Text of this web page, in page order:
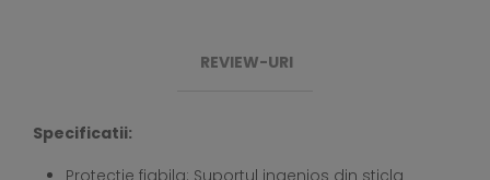
REVIEW-URI
Specificatii: